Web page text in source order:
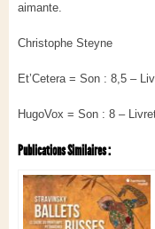
aimante.
Christophe Steyne
Et’Cetera = Son : 8,5 –
HugoVox = Son : 8 –
Publications Similaires :